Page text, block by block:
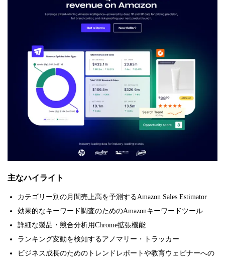
主なハイライト
カテゴリー別の月間売上高を予測するAmazon Sales Estimator
効果的なキーワード調査のためのAmazonキーワードツール
詳細な製品・競合分析用Chrome拡張機能
ランキング変動を検知するアノマリー・トラッカー
ビジネス成長のためのトレンドレポートや教育ウェビナーへの